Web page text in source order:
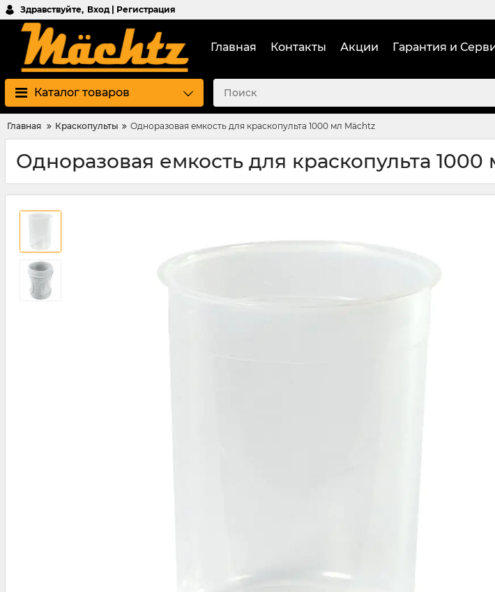
Здравствуйте, Вход | Регистрация
Главная Контакты Акции Гарантия и
Каталог товаров
Главная Краскопульты Одноразовая емкость для краскопульта 1000 мл Mächtz
Одноразовая емкость для краскопульта